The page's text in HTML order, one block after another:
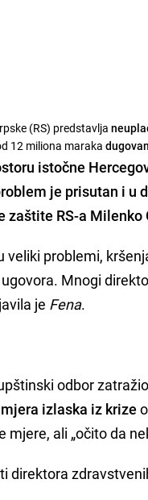
(RS) predstavlja
12 miliona maraka
istočne
je prisutan i u
zaštite RS-a Milenko
veliki problemi,
Mnogi
je Fena.
odbor
izlaska iz krize
ali „očito da
direktora